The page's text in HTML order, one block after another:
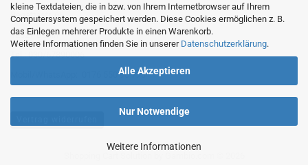
kleine Textdateien, die in bzw. von Ihrem Internetbrowser auf Ihrem
Computersystem gespeichert werden. Diese Cookies ermöglichen z. B.
das Einlegen mehrerer Produkte in einen Warenkorb.
Weitere Informationen finden Sie in unserer Datenschutzerklärung.
Alle Akzeptieren
Nur Notwendige
Weitere Informationen
Regattastr. 66
12527 Berlin
Tel.: 030/67890006
Mobil/WhatsApp: 0176 550 90 773